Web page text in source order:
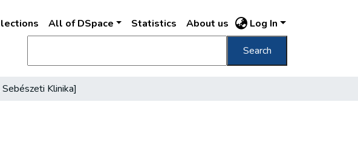
All of DSpace Statistics About us Log In
Search
Sebészeti Klinika]